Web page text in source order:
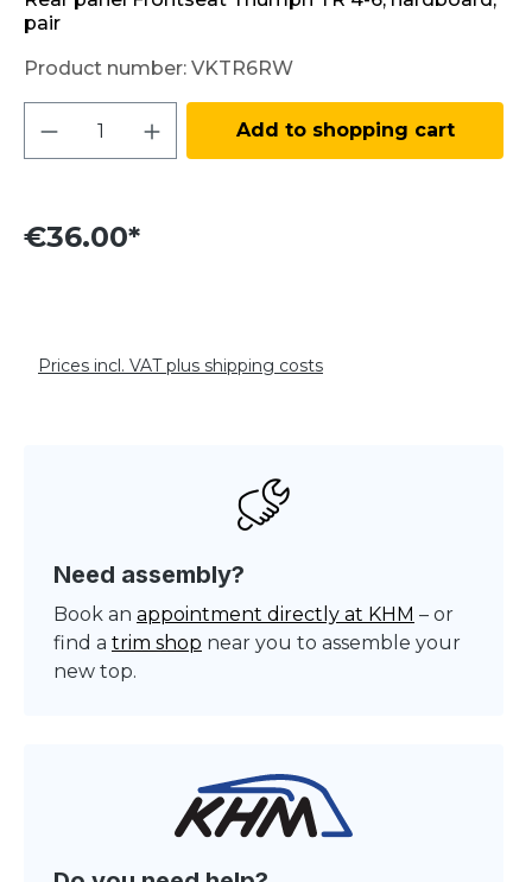
pair
Product number: VKTR6RW
Product Quantity: Enter the desired
Add to shopping cart
€36.00*
Prices incl. VAT plus shipping costs
Need assembly?
Book an appointment directly at KHM – or
find a trim shop near you to assemble your
new top.